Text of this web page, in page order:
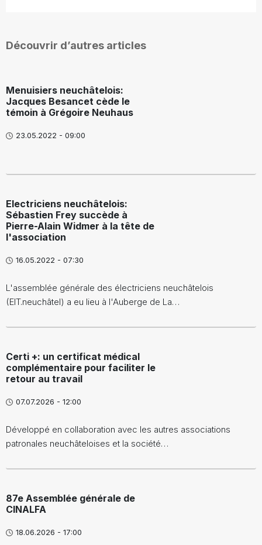
Découvrir d’autres articles
Menuisiers neuchâtelois:
Jacques Besancet cède le
témoin à Grégoire Neuhaus
23.05.2022 - 09:00
Electriciens neuchâtelois:
Sébastien Frey succède à
Pierre-Alain Widmer à la tête de
l'association
16.05.2022 - 07:30
L'assemblée générale des électriciens neuchâtelois
(EIT.neuchâtel) a eu lieu à l'Auberge de La…
Certi +: un certificat médical
complémentaire pour faciliter le
retour au travail
07.07.2026 - 12:00
Développé en collaboration avec les autres associations
patronales neuchâteloises et la société…
87e Assemblée générale de
CINALFA
18.06.2026 - 17:00